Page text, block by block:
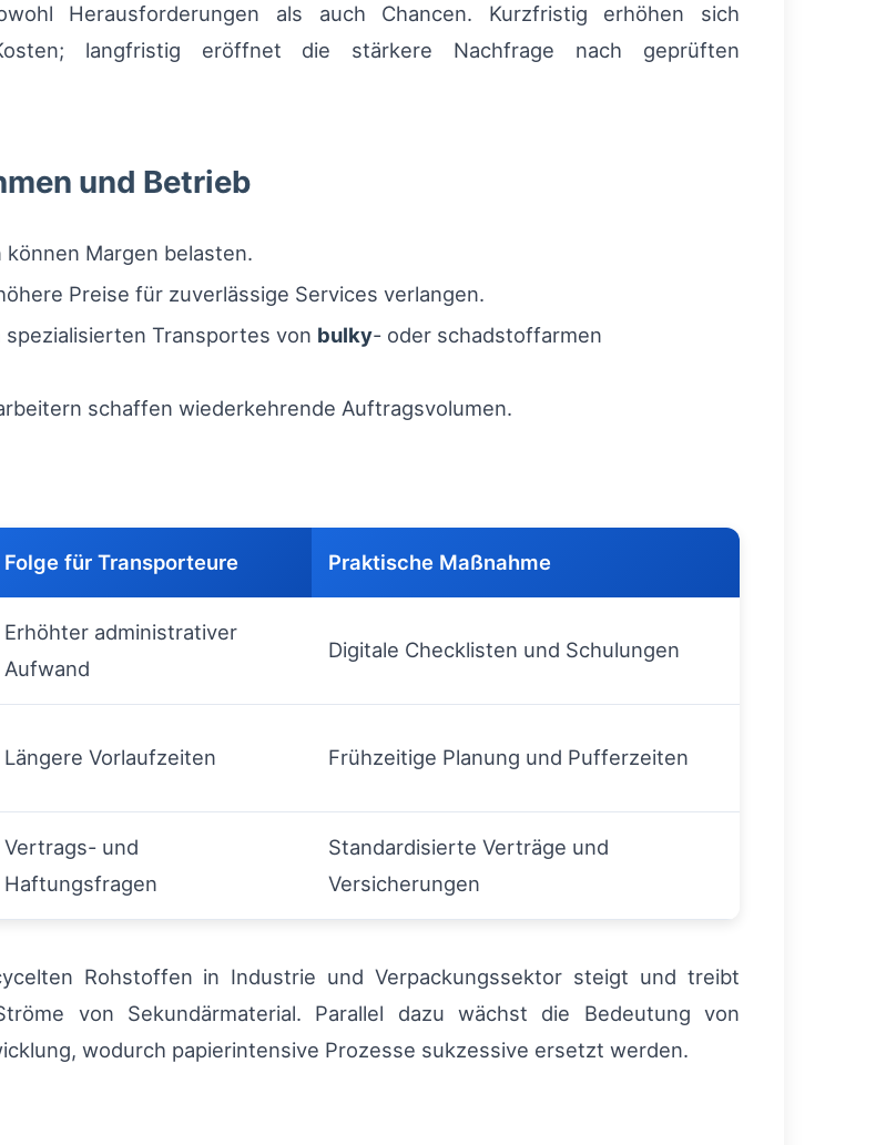
Herausforderungen als auch Chancen. Kurzfristig erhöhen sich
langfristig eröffnet die stärkere Nachfrage nach geprüften
und Betrieb
Margen belasten.
Preise für zuverlässige Services verlangen.
Transportes von bulky- oder schadstoffarmen
schaffen wiederkehrende Auftragsvolumen.
Folge für Transporteure Praktische Maßnahme
Erhöhter administrativer
Aufwand
Digitale Checklisten und Schulungen
Längere Vorlaufzeiten Frühzeitige Planung und Pufferzeiten
Vertrags- und
Haftungsfragen
Standardisierte Verträge und
Versicherungen
Rohstoffen in Industrie und Verpackungssektor steigt und treibt
von Sekundärmaterial. Parallel dazu wächst die Bedeutung von
wodurch papierintensive Prozesse sukzessive ersetzt werden.